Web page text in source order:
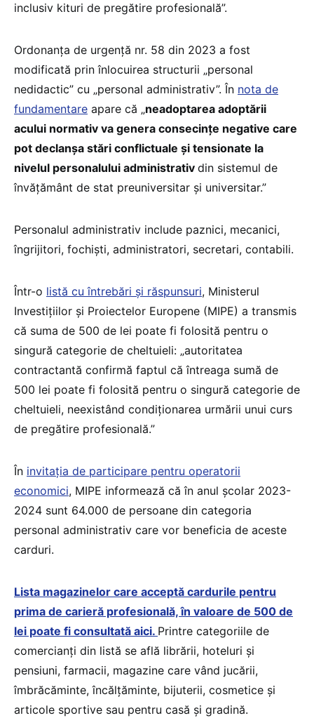
inclusiv kituri de pregătire profesională”.
Ordonanța de urgență nr. 58 din 2023 a fost
modificată prin înlocuirea structurii „personal
nedidactic” cu „personal administrativ”. În nota de
fundamentare apare că „neadoptarea adoptării
acului normativ va genera consecințe negative care
pot declanșa stări conflictuale și tensionate la
nivelul personalului administrativ din sistemul de
învățământ de stat preuniversitar și universitar.”
Personalul administrativ include paznici, mecanici,
îngrijitori, fochiști, administratori, secretari, contabili.
Într-o listă cu întrebări și răspunsuri, Ministerul
Investițiilor și Proiectelor Europene (MIPE) a transmis
că suma de 500 de lei poate fi folosită pentru o
singură categorie de cheltuieli: „autoritatea
contractantă confirmă faptul că întreaga sumă de
500 lei poate fi folosită pentru o singură categorie de
cheltuieli, neexistând condiționarea urmării unui curs
de pregătire profesională.”
În invitația de participare pentru operatorii
economici, MIPE informează că în anul școlar 2023-
2024 sunt 64.000 de persoane din categoria
personal administrativ care vor beneficia de aceste
carduri.
Lista magazinelor care acceptă cardurile pentru
prima de carieră profesională, în valoare de 500 de
lei poate fi consultată aici. Printre categoriile de
comercianți din listă se află librării, hoteluri și
pensiuni, farmacii, magazine care vând jucării,
îmbrăcăminte, încălțăminte, bijuterii, cosmetice și
articole sportive sau pentru casă și gradină.